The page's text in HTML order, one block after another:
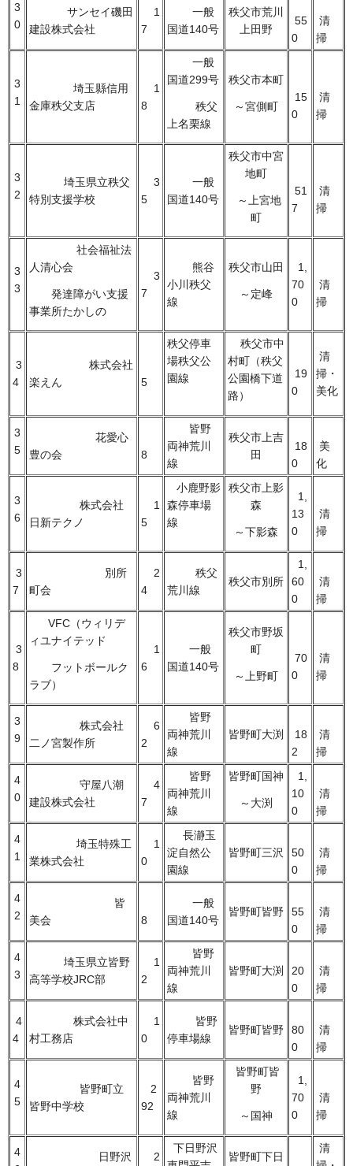
3
0
サンセイ磯田
建設株式会社
1
7
一般
国道140号
秩父市荒川
上田野
55
0
清
掃
3
1
埼玉縣信用
金庫秩父支店
1
8
一般
国道299号
秩父
上名栗線
秩父市本町
～宮側町
15
0
清
掃
3
2
埼玉県立秩父
特別支援学校
3
5
一般
国道140号
秩父市中宮
地町
～上宮地
町
51
7
清
掃
3
3
社会福祉法
人清心会
発達障がい支援
事業所たかしの
3
7
熊谷
小川秩父
線
秩父市山田
～定峰
1,
70
0
清
掃
3
4
株式会社
楽えん
5
秩父停車
場秩父公
園線
秩父市中
村町（秩父
公園橋下道
路）
19
0
清
掃・
美化
3
5
花愛心
豊の会
8
皆野
両神荒川
線
秩父市上吉
田
18
0
美
化
3
6
株式会社
日新テクノ
1
5
小鹿野影
森停車場
線
秩父市上影
森
～下影森
1,
13
0
清
掃
3
7
別所
町会
2
4
秩父
荒川線
秩父市別所
1,
60
0
清
掃
3
8
VFC（ウィリデ
ィユナイテッド
フットボールク
ラブ）
1
6
一般
国道140号
秩父市野坂
町
～上野町
70
0
清
掃
3
9
株式会社
二ノ宮製作所
6
2
皆野
両神荒川
線
皆野町大渕
18
2
清
掃
4
0
守屋八潮
建設株式会社
4
7
皆野
両神荒川
線
皆野町国神
～大渕
1,
10
0
清
掃
4
1
埼玉特殊工
業株式会社
1
0
長瀞玉
淀自然公
園線
皆野町三沢
50
0
清
掃
4
2
皆
美会
8
一般
国道140号
皆野町皆野
55
0
清
掃
4
3
埼玉県立皆野
高等学校JRC部
1
2
皆野
両神荒川
線
皆野町大渕
20
0
清
掃
4
4
株式会社中
村工務店
1
0
皆野
停車場線
皆野町皆野
80
0
清
掃
4
5
皆野町立
皆野中学校
2
92
皆野
両神荒川
線
皆野町皆
野
～国神
1,
70
0
清
掃
4
日野沢 2
下日野沢
皆野町下日
清